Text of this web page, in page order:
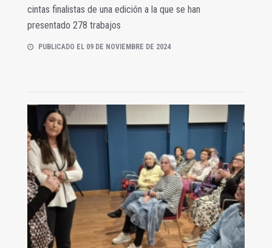
cintas finalistas de una edición a la que se han
presentado 278 trabajos
PUBLICADO EL 09 DE NOVIEMBRE DE 2024